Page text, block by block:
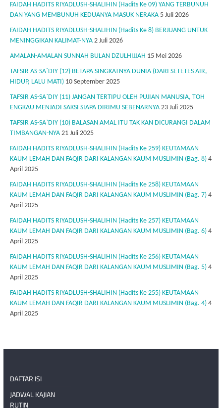
FAIDAH HADITS RIYADLUSH-SHALIHIN (Hadits Ke 09) YANG TERBUNUH
DAN YANG MEMBUNUH KEDUANYA MASUK NERAKA 5 Juli 2026
FAIDAH HADITS RIYADLUSH-SHALIHIN (Hadits Ke 8) BERJUANG UNTUK
MENINGGIKAN KALIMAT-NYA 2 Juli 2026
AMALAN-AMALAN SUNNAH BULAN DZULHIJJAH 15 Mei 2026
TAFSIR AS-SA`DIY (12) BETAPA SINGKATNYA DUNIA (DARI SETETES AIR,
HIDUP, LALU MATI) 10 September 2025
TAFSIR AS-SA`DIY (11) JANGAN TERTIPU OLEH PUJIAN MANUSIA, TOH
ENGKAU MENJADI SAKSI SIAPA DIRIMU SEBENARNYA 23 Juli 2025
TAFSIR AS-SA`DIY (10) BALASAN AMAL ITU TAK KAN DICURANGI DALAM
TIMBANGAN-NYA 21 Juli 2025
FAIDAH HADITS RIYADLUSH-SHALIHIN (Hadits Ke 259) KEUTAMAAN
KAUM LEMAH DAN FAQIR DARI KALANGAN KAUM MUSLIMIN (Bag. 8) 4
April 2025
FAIDAH HADITS RIYADLUSH-SHALIHIN (Hadits Ke 258) KEUTAMAAN
KAUM LEMAH DAN FAQIR DARI KALANGAN KAUM MUSLIMIN (Bag. 7) 4
April 2025
FAIDAH HADITS RIYADLUSH-SHALIHIN (Hadits Ke 257) KEUTAMAAN
KAUM LEMAH DAN FAQIR DARI KALANGAN KAUM MUSLIMIN (Bag. 6) 4
April 2025
FAIDAH HADITS RIYADLUSH-SHALIHIN (Hadits Ke 256) KEUTAMAAN
KAUM LEMAH DAN FAQIR DARI KALANGAN KAUM MUSLIMIN (Bag. 5) 4
April 2025
FAIDAH HADITS RIYADLUSH-SHALIHIN (Hadits Ke 255) KEUTAMAAN
KAUM LEMAH DAN FAQIR DARI KALANGAN KAUM MUSLIMIN (Bag. 4) 4
April 2025
DAFTAR ISI
JADWAL KAJIAN
RUTIN